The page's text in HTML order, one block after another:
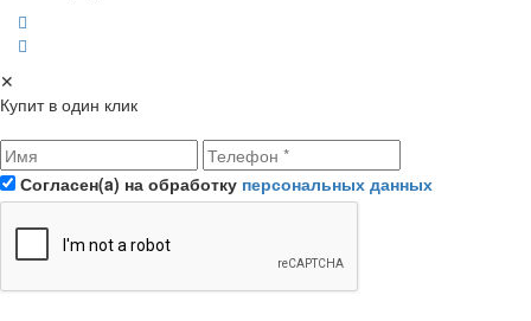
✕
Купит в один клик
Согласен(a) на обработку персональных данных